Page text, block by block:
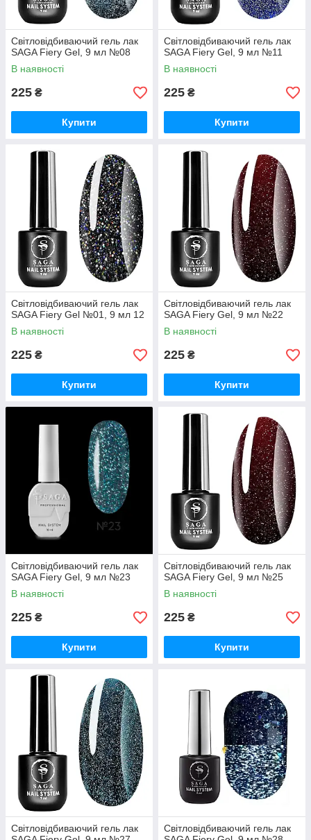
Світловідбиваючий гель лак
SAGA Fiery Gel, 9 мл №08
В наявності
225 ₴
Купити
Світловідбиваючий гель лак
SAGA Fiery Gel, 9 мл №11
В наявності
225 ₴
Купити
Світловідбиваючий гель лак
SAGA Fiery Gel №01, 9 мл 12
В наявності
225 ₴
Купити
Світловідбиваючий гель лак
SAGA Fiery Gel, 9 мл №22
В наявності
225 ₴
Купити
Світловідбиваючий гель лак
SAGA Fiery Gel, 9 мл №23
В наявності
225 ₴
Купити
Світловідбиваючий гель лак
SAGA Fiery Gel, 9 мл №25
В наявності
225 ₴
Купити
Світловідбиваючий гель лак
Світловідбиваючий гель лак